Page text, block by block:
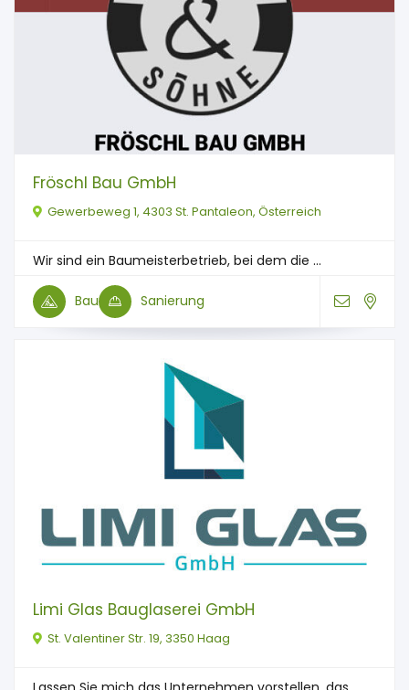
Fröschl Bau GmbH
Gewerbeweg 1, 4303 St. Pantaleon, Österreich
Wir sind ein Baumeisterbetrieb, bei dem die ...
Bau Sanierung
Limi Glas Bauglaserei GmbH
St. Valentiner Str. 19, 3350 Haag